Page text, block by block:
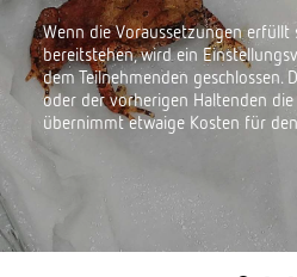
Wenn die Voraussetzungen
bereitstehen, wird ein
dem Teilnehmenden geschlossen.
oder der vorherigen Haltenden
übernimmt etwaige Kosten für